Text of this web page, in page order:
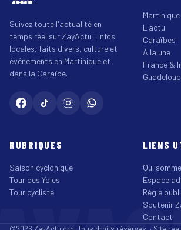
Suivez toute l'actualité en
temps réel sur ZayActu : infos
locales, faits divers, culture et
événements en Martinique et
dans la Caraïbe.
Martinique
L'actu
Caraïbes
À la une
France &
RUBRIQUES
Saison cyclonique
Tour des Yoles
Tour cycliste
LIENS
Qui
Espace
Régie
Soutenir
Contact